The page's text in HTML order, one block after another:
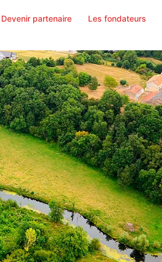
Devenir partenaire Les fondateurs